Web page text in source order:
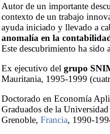
Autor de un importante
contexto de un trabajo
ayuda iniciado y llevado a
anomalía en la
Este descubrimiento ha sido
Ex ejecutivo del grupo
Mauritania, 1995-1999
Doctorado en Economía
Graduados de la
Grenoble, Francia, 1990-